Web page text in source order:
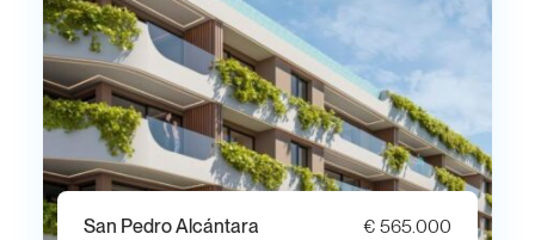
San Pedro Alcántara
€ 565.000